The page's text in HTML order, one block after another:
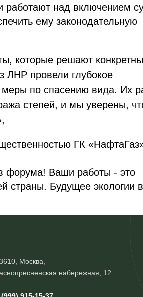
работают над включением
ему законодательную
которые решают
ЛНР провели глубокое
меры по спасению вида. Их
степей, и мы уверены,
ГК
форума! Ваши работы - это
страны. Будущее экологии в
Москва,
набережная, 12